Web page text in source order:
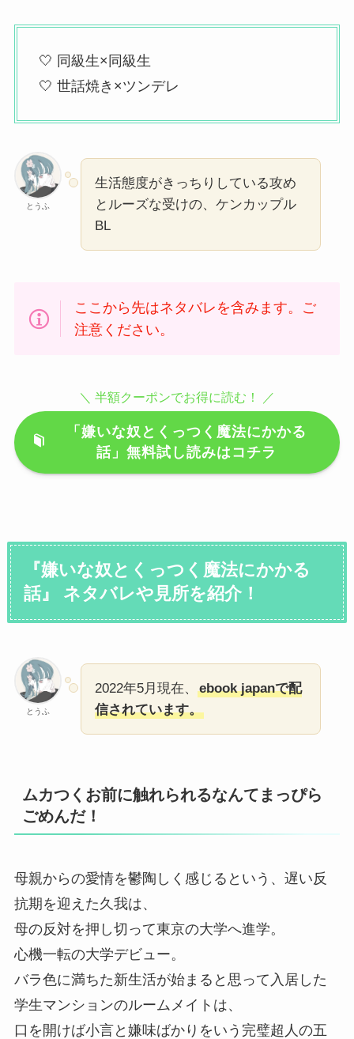
🤍 同級生×同級生
🤍 世話焼き×ツンデレ
とうふ
生活態度がきっちりしている攻め
とルーズな受けの、ケンカップル
BL
ここから先はネタバレを含みます。ご
注意ください。
＼ 半額クーポンでお得に読む！ ／
「嫌いな奴とくっつく魔法にかかる
話」無料試し読みはコチラ
『嫌いな奴とくっつく魔法にかかる
話』 ネタバレや見所を紹介！
とうふ
2022年5月現在、
ebook japanで配
信されています。
ムカつくお前に触れられるなんてまっぴら
ごめんだ！
母親からの愛情を鬱陶しく感じるという、遅い反
抗期を迎えた久我は、
母の反対を押し切って東京の大学へ進学。
心機一転の大学デビュー。
バラ色に満ちた新生活が始まると思って入居した
学生マンションのルームメイトは、
口を開けば小言と嫌味ばかりをいう完璧超人の五